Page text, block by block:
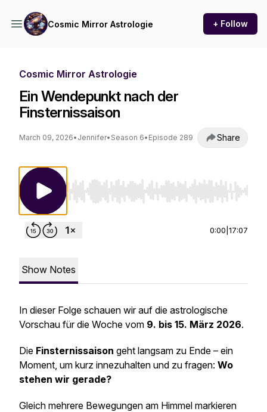
Cosmic Mirror Astrologie + Follow
Cosmic Mirror Astrologie
Ein Wendepunkt nach der
Finsternissaison
March 09, 2026• Jennifer• Season 6• Episode 289 Share
Use Left/Right to seek, Home/End to jump to
0:00 17:07
Show Notes
In dieser Folge schauen wir auf die astrologische
Vorschau für die Woche vom 9. bis 15. März 2026.
Die Finsternissaison geht langsam zu Ende – ein
Moment, um kurz innezuhalten und zu fragen: Wo
stehen wir gerade?
Gleich mehrere Bewegungen am Himmel markieren